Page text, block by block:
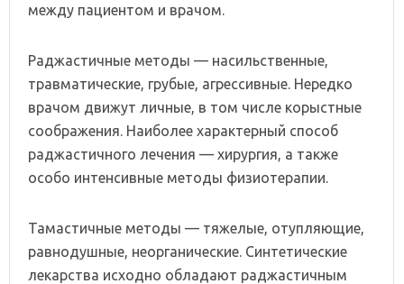
между пациентом и врачом.
Раджастичные методы — насильственные,
травматические, грубые, агрессивные. Нередко
врачом движут личные, в том числе корыстные
соображения. Наиболее характерный способ
раджастичного лечения — хирургия, а также
особо интенсивные методы физиотерапии.
Тамастичные методы — тяжелые, отупляющие,
равнодушные, неорганические. Синтетические
лекарства исходно обладают раджастичным